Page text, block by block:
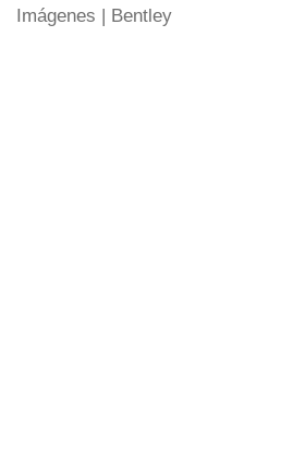
Imágenes | Bentley